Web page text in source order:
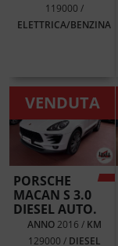
119000 /
ELETTRICA/BENZINA
VENDUTA
PORSCHE
MACAN S 3.0
DIESEL AUTO.
ANNO2016 / KM
129000 / DIESEL